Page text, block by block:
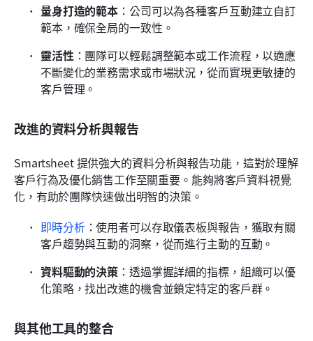
量身打造的範本 ：公司可以為各種客戶互動建立自訂
範本，確保全局的一致性。
靈活性：團隊可以輕鬆調整範本或工作流程，以適應
不斷變化的業務需求或市場狀況，從而實現更敏捷的
客戶管理。
改進的資料分析與報告
Smartsheet 提供強大的資料分析與報告功能，這對於理解
客戶行為及優化銷售工作至關重要。能夠將客戶資料視覺
化，有助於團隊快速做出明智的決策。
即時分析：使用者可以存取儀表板與報告，獲取有關
客戶趨勢與互動的洞察，從而進行主動的互動。
資料驅動的決策 ：透過掌握詳細的指標，組織可以優
化策略，找出改進的機會並鎖定特定的客戶群。
與其他工具的整合